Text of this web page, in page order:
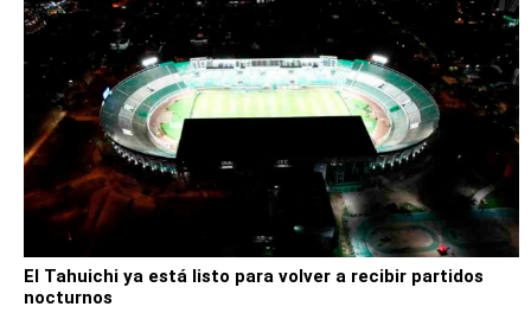
El Tahuichi ya está listo para volver a recibir partidos
nocturnos